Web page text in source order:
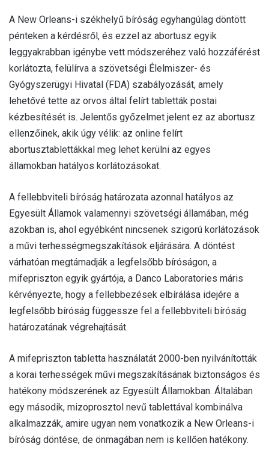
A New Orleans-i székhelyű bíróság egyhangúlag döntött
pénteken a kérdésről, és ezzel az abortusz egyik
leggyakrabban igénybe vett módszeréhez való hozzáférést
korlátozta, felülírva a szövetségi Élelmiszer- és
Gyógyszerügyi Hivatal (FDA) szabályozását, amely
lehetővé tette az orvos által felírt tabletták postai
kézbesítését is. Jelentős győzelmet jelent ez az abortusz
ellenzőinek, akik úgy vélik: az online felírt
abortusztablettákkal meg lehet kerülni az egyes
államokban hatályos korlátozásokat.
A fellebbviteli bíróság határozata azonnal hatályos az
Egyesült Államok valamennyi szövetségi államában, még
azokban is, ahol egyébként nincsenek szigorú korlátozások
a művi terhességmegszakítások eljárására. A döntést
várhatóan megtámadják a legfelsőbb bíróságon, a
mifepriszton egyik gyártója, a Danco Laboratories máris
kérvényezte, hogy a fellebbezések elbírálása idejére a
legfelsőbb bíróság függessze fel a fellebbviteli bíróság
határozatának végrehajtását.
A mifepriszton tabletta használatát 2000-ben nyilvánították
a korai terhességek művi megszakításának biztonságos és
hatékony módszerének az Egyesült Államokban. Általában
egy második, mizoprosztol nevű tablettával kombinálva
alkalmazzák, amire ugyan nem vonatkozik a New Orleans-i
bíróság döntése, de önmagában nem is kellően hatékony.